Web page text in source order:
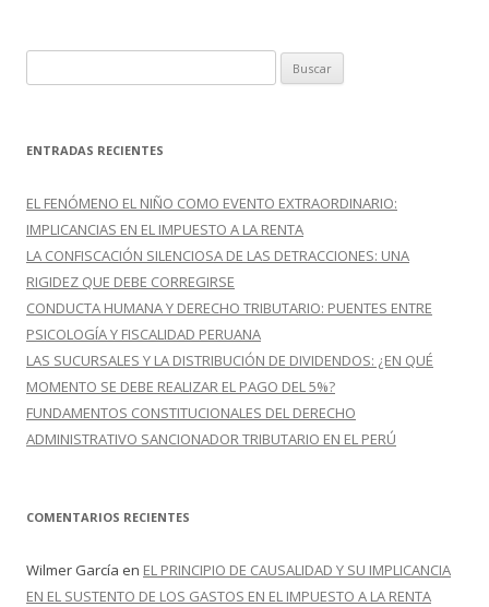
u
c
r
:
ENTRADAS RECIENTES
EL FENÓMENO EL NIÑO COMO EVENTO EXTRAORDINARIO:
IMPLICANCIAS EN EL IMPUESTO A LA RENTA
LA CONFISCACIÓN SILENCIOSA DE LAS DETRACCIONES: UNA
RIGIDEZ QUE DEBE CORREGIRSE
CONDUCTA HUMANA Y DERECHO TRIBUTARIO: PUENTES ENTRE
PSICOLOGÍA Y FISCALIDAD PERUANA
LAS SUCURSALES Y LA DISTRIBUCIÓN DE DIVIDENDOS: ¿EN QUÉ
MOMENTO SE DEBE REALIZAR EL PAGO DEL 5%?
FUNDAMENTOS CONSTITUCIONALES DEL DERECHO
ADMINISTRATIVO SANCIONADOR TRIBUTARIO EN EL PERÚ
COMENTARIOS RECIENTES
Wilmer García en EL PRINCIPIO DE CAUSALIDAD Y SU IMPLICANCIA
EN EL SUSTENTO DE LOS GASTOS EN EL IMPUESTO A LA RENTA